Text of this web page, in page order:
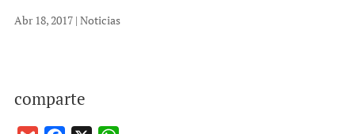
Abr 18, 2017| Noticias
comparte